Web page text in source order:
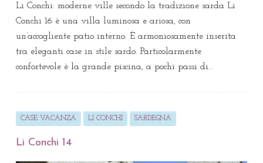
Li Conchi: moderne ville secondo la tradizione sarda Li
Conchi 16 è una villa luminosa e ariosa, con
un’accogliente patio interno. È armoniosamente inserita
tra eleganti case in stile sardo. Particolarmente
confortevole è la grande piscina, a pochi passi di…
CASE VACANZA LI CONCHI SARDEGNA
Li Conchi 14